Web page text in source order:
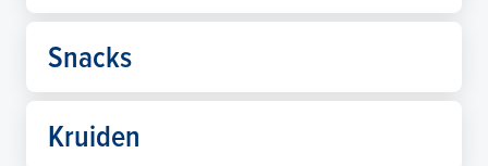
Snacks
Kruiden